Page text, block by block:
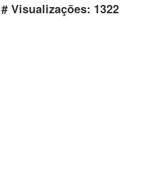
# Visualizações: 1322